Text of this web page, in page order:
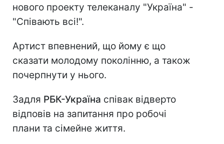
нового проекту телеканалу "Україна" -
"Співають всі!".
Артист впевнений, що йому є що
сказати молодому поколінню, а також
почерпнути у нього.
Задля РБК-Україна співак відверто
відповів на запитання про робочі
плани та сімейне життя.